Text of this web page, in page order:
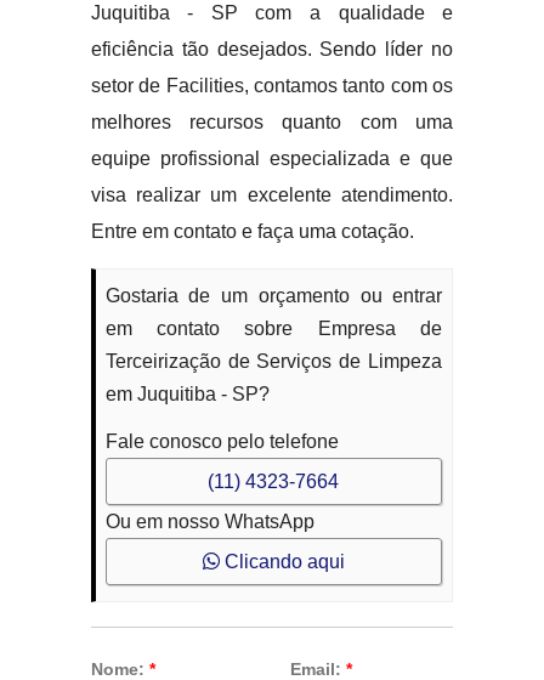
Juquitiba - SP com a qualidade e
eficiência tão desejados. Sendo líder no
setor de Facilities, contamos tanto com os
melhores recursos quanto com uma
equipe profissional especializada e que
visa realizar um excelente atendimento.
Entre em contato e faça uma cotação.
Gostaria de um orçamento ou entrar
em contato sobre Empresa de
Terceirização de Serviços de Limpeza
em Juquitiba - SP?
Fale conosco pelo telefone
(11) 4323-7664
Ou em nosso WhatsApp
Clicando aqui
Nome: * Email: *